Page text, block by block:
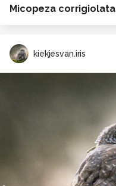
Micopeza corrigiolata
kiekjesvan.iris